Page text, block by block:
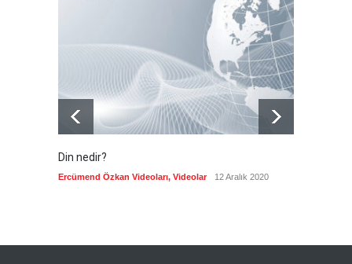
Kolombiya, solcu Petro'nun
yerine aşırı sağcı Espriella'yı
Güncel 8 Ağustos 2026
Din nedir?
Ercümend Özkan Videoları, Videolar 12 Aralık 2020